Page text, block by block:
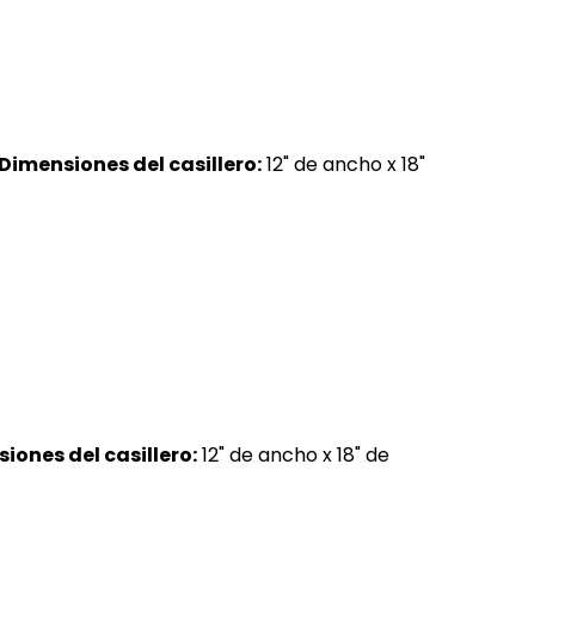
Dimensiones del casillero:12" de ancho x 18"
del casillero:12" de ancho x 18" de